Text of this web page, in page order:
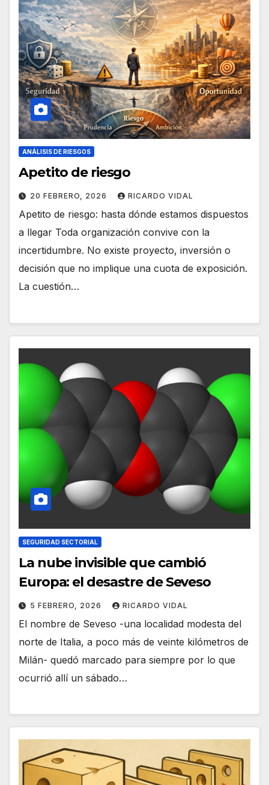
ANÁLISIS DE RIESGOS
Apetito de riesgo
20 FEBRERO, 2026 RICARDO VIDAL
Apetito de riesgo: hasta dónde estamos dispuestos
a llegar Toda organización convive con la
incertidumbre. No existe proyecto, inversión o
decisión que no implique una cuota de exposición.
La cuestión…
SEGURIDAD SECTORIAL
La nube invisible que cambió
Europa: el desastre de Seveso
5 FEBRERO, 2026 RICARDO VIDAL
El nombre de Seveso -una localidad modesta del
norte de Italia, a poco más de veinte kilómetros de
Milán- quedó marcado para siempre por lo que
ocurrió allí un sábado…